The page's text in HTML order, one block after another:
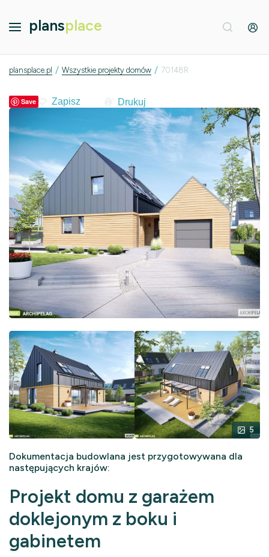
plansplace
plansplace.pl / Wszystkie projekty domów / 70148R
Save Drukuj
5
Dokumentacja budowlana jest przygotowywana dla
następujących krajów:
Projekt domu z garażem
doklejonym z boku i
gabinetem